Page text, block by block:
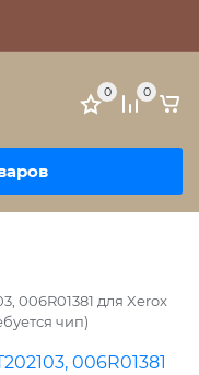
0 0
006R01381 для Xerox
чип)